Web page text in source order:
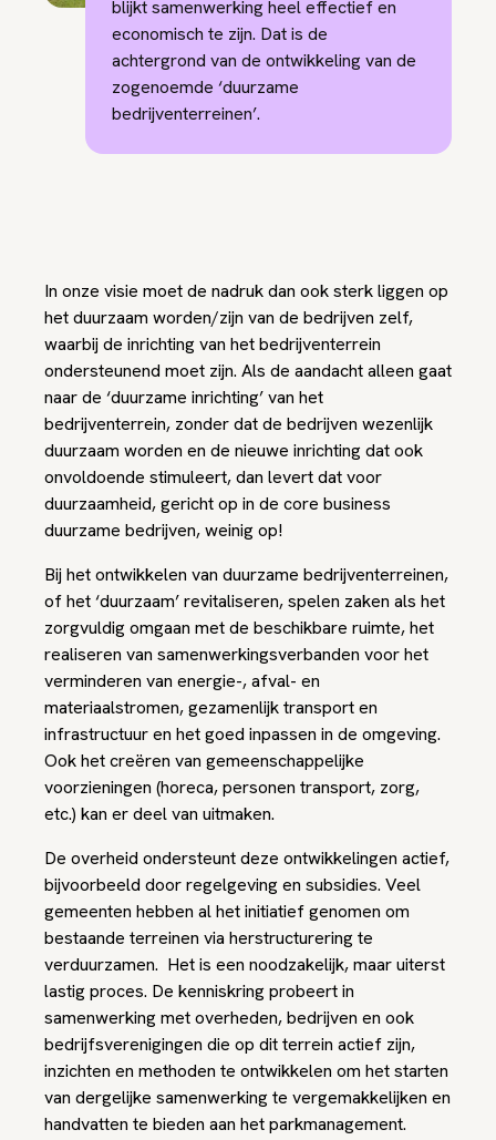
blijkt samenwerking heel effectief en
economisch te zijn. Dat is de
achtergrond van de ontwikkeling van de
zogenoemde ‘duurzame
bedrijventerreinen’.
In onze visie moet de nadruk dan ook sterk liggen op
het duurzaam worden/zijn van de bedrijven zelf,
waarbij de inrichting van het bedrijventerrein
ondersteunend moet zijn. Als de aandacht alleen gaat
naar de ‘duurzame inrichting’ van het
bedrijventerrein, zonder dat de bedrijven wezenlijk
duurzaam worden en de nieuwe inrichting dat ook
onvoldoende stimuleert, dan levert dat voor
duurzaamheid, gericht op in de core business
duurzame bedrijven, weinig op!
Bij het ontwikkelen van duurzame bedrijventerreinen,
of het ‘duurzaam’ revitaliseren, spelen zaken als het
zorgvuldig omgaan met de beschikbare ruimte, het
realiseren van samenwerkingsverbanden voor het
verminderen van energie-, afval- en
materiaalstromen, gezamenlijk transport en
infrastructuur en het goed inpassen in de omgeving.
Ook het creëren van gemeenschappelijke
voorzieningen (horeca, personen transport, zorg,
etc.) kan er deel van uitmaken.
De overheid ondersteunt deze ontwikkelingen actief,
bijvoorbeeld door regelgeving en subsidies. Veel
gemeenten hebben al het initiatief genomen om
bestaande terreinen via herstructurering te
verduurzamen. Het is een noodzakelijk, maar uiterst
lastig proces. De kenniskring probeert in
samenwerking met overheden, bedrijven en ook
bedrijfsverenigingen die op dit terrein actief zijn,
inzichten en methoden te ontwikkelen om het starten
van dergelijke samenwerking te vergemakkelijken en
handvatten te bieden aan het parkmanagement.